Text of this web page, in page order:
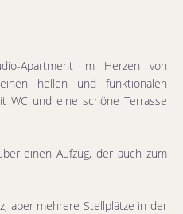
Apartment im Herzen von
hellen und funktionalen
WC und eine schöne Terrasse
einen Aufzug, der auch zum
aber mehrere Stellplätze in der